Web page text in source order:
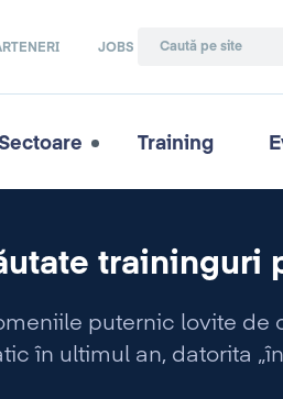
JOBS
Training
traininguri
puternic lovite de
în ultimul an, datorita